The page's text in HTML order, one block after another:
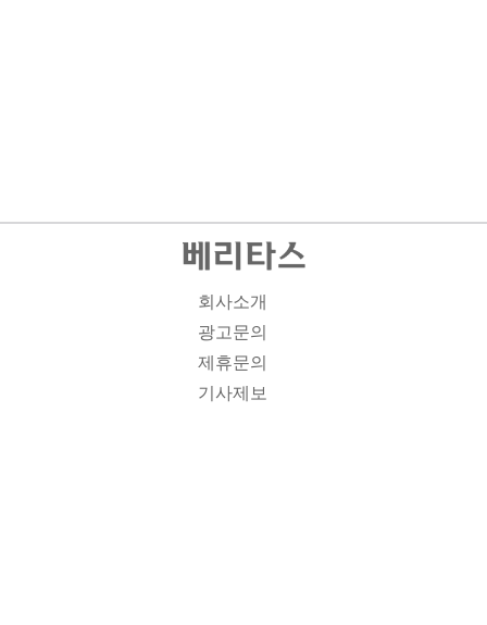
회사소개
광고문의
제휴문의
기사제보